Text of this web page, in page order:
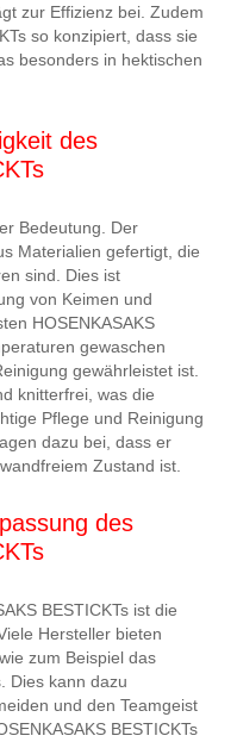
zur Effizienz bei. Zudem
so konzipiert, dass sie
besonders in hektischen
des
Bedeutung. Der
Materialien gefertigt, die
sind. Dies ist
von Keimen und
HOSENKASAKS
gewaschen
gewährleistet ist.
knitterfrei, was die
Pflege und Reinigung
dazu bei, dass er
Zustand ist.
des
BESTICKTs ist die
Hersteller bieten
zum Beispiel das
Dies kann dazu
und den Teamgeist
BESTICKTs